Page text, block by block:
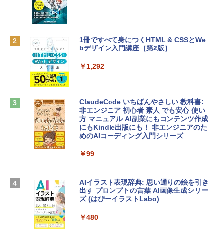
￥113,748
tomtoc 360°保護 15.6 16インチ パソコ
￥2,952
Apple 2026 MacBook Air M5チップ搭載
13インチノートブック：AIとApple Intell
スプレイ、16GBユニファイドメモリ、1
D - ミッドナイト
￥278,800
Robloxギフトカード - 1000 Robux 【限
インゲームコード】 ロブロックス |オン
Robloxギフトカード - 2,000 Robux 【限
定バーチャルアイテムを含む】 【オンラ
インゲームコード】 ロブロックス | オン
Microsoft Office Home & Business 202
4(最新 永続版)|オンラインコード版|Wind
1冊ですべて身につくHTML & CSSとWe
bデザイン入門講座［第2版］
￥1,292
ClaudeCode いちばんやさしい 教科書:
非エンジニア 初心者 素人 でも安心 使い
方 マニュアル AI副業にもコンテンツ作成
にもKindle出版にも！ 非エンジニアのた
めのAIコーディング入門シリーズ
￥99
AIイラスト表現辞典: 思い通りの絵を引き
出す プロンプトの言葉 AI画像生成シリー
ズ (はぴーイラストLabo)
￥480